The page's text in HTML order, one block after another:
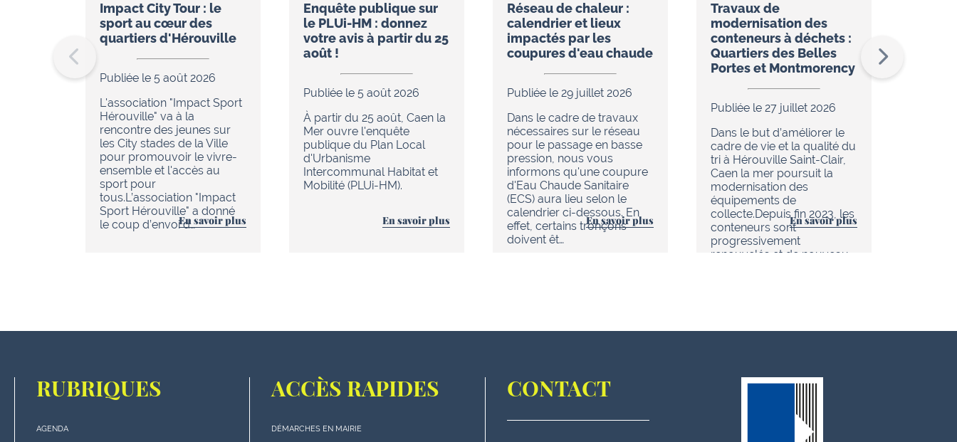
Impact City Tour : le
sport au cœur des
quartiers d'Hérouville
Publiée le 5 août 2026
L'association "Impact Sport
Hérouville" va à la
rencontre des jeunes sur
les City stades de la Ville
pour promouvoir le vivre-
ensemble et l'accès au
sport pour
tous.L’association "Impact
Sport Hérouville" a donné
le coup d’envoi d…En savoir plus
Enquête publique sur
le PLUi-HM : donnez
votre avis à partir du 25
août !
Publiée le 5 août 2026
À partir du 25 août, Caen la
Mer ouvre l'enquête
publique du Plan Local
d'Urbanisme
Intercommunal Habitat et
Mobilité (PLUi-HM).
En savoir plus
Réseau de chaleur :
calendrier et lieux
impactés par les
coupures d'eau chaude
Publiée le 29 juillet 2026
Dans le cadre de travaux
nécessaires sur le réseau
pour le passage en basse
pression, nous vous
informons qu'une coupure
d'Eau Chaude Sanitaire
(ECS) aura lieu selon le
calendrier ci-dessous. En
effet, certains tronçons
doivent êt…
En savoir plus
Travaux de
modernisation des
conteneurs à déchets :
Quartiers des Belles
Portes et Montmorency
Publiée le 27 juillet 2026
Dans le but d’améliorer le
cadre de vie et la qualité du
tri à Hérouville Saint-Clair,
Caen la mer poursuit la
modernisation des
équipements de
collecte.Depuis fin 2023, les
conteneurs sont
progressivement
renouvelés et de nouveau…
En savoir plus
RUBRIQUES
AGENDA
ACCÈS RAPIDES
DÉMARCHES EN MAIRIE
CONTACT